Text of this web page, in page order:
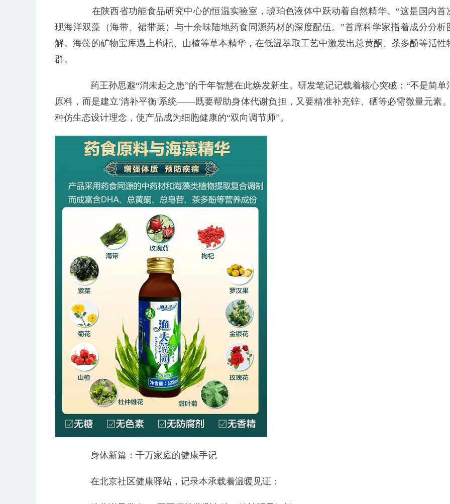
在陕西省功能食品研究中心的恒温实验室，琥珀色液体中跃动着自然精华。“这是国内首
现海洋双藻（海带、裙带菜）与十余味陆地药食同源药材的深度配伍。”首席科学家指着成分分析
解。海藻的矿物宝库遇上枸杞、山楂等草本精华，在低温萃取工艺中激发出总黄酮、茶多酚等活性
群。
药王孙思邈“消未起之患”的千年智慧在此焕发新生。研发笔记记载着核心突破：“不是简单
原料，而是建立'清补平衡'系统——既要帮助身体代谢负担，又要精准补充锌、硒等必需微量元素
种仿生态设计理念，使产品成为细胞健康的“双向调节师”。
身体新篇：千万家庭的健康手记
在北京社区健康驿站，记录本承载着温暖见证：